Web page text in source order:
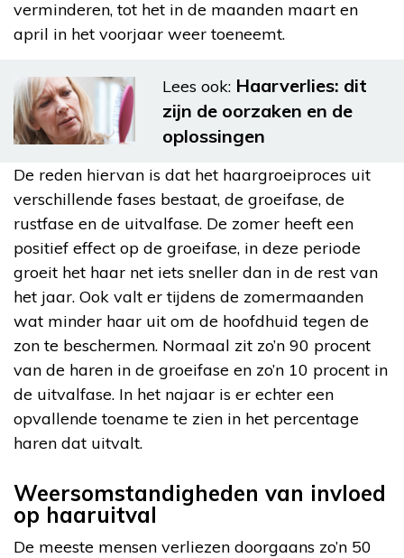
verminderen, tot het in de maanden maart en
april in het voorjaar weer toeneemt.
Lees ook: Haarverlies: dit
zijn de oorzaken en de
oplossingen
De reden hiervan is dat het haargroeiproces uit
verschillende fases bestaat, de groeifase, de
rustfase en de uitvalfase. De zomer heeft een
positief effect op de groeifase, in deze periode
groeit het haar net iets sneller dan in de rest van
het jaar. Ook valt er tijdens de zomermaanden
wat minder haar uit om de hoofdhuid tegen de
zon te beschermen. Normaal zit zo’n 90 procent
van de haren in de groeifase en zo’n 10 procent in
de uitvalfase. In het najaar is er echter een
opvallende toename te zien in het percentage
haren dat uitvalt.
Weersomstandigheden van invloed
op haaruitval
De meeste mensen verliezen doorgaans zo’n 50